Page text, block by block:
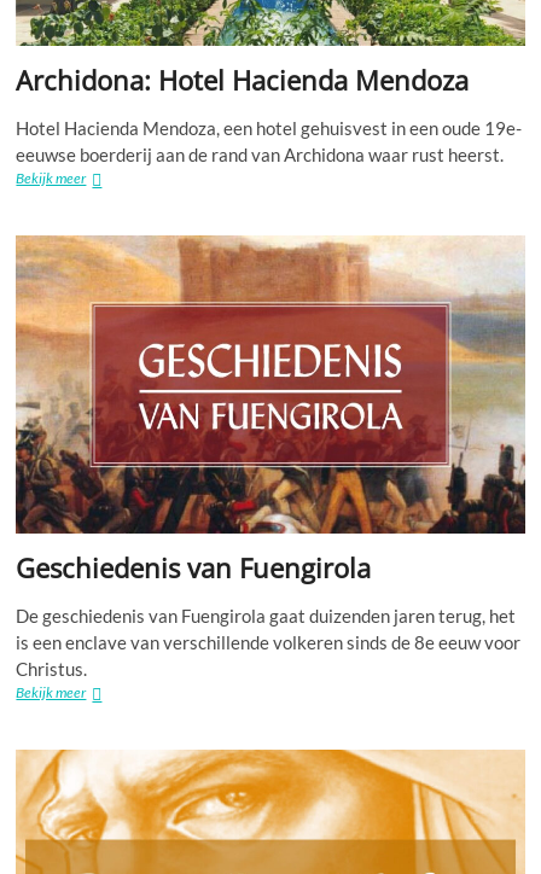
Archidona: Hotel Hacienda Mendoza
Hotel Hacienda Mendoza, een hotel gehuisvest in een oude 19e-
eeuwse boerderij aan de rand van Archidona waar rust heerst.
Bekijk meerArchidona:
Mendoza
Geschiedenis van Fuengirola
De geschiedenis van Fuengirola gaat duizenden jaren terug, het
is een enclave van verschillende volkeren sinds de 8e eeuw voor
Christus.
Bekijk meerGeschiedenis